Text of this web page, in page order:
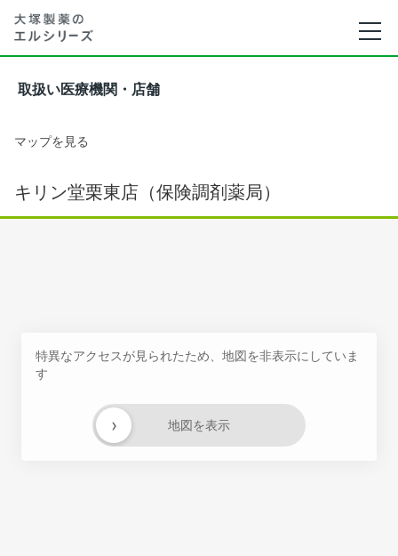
取扱い医療機関・店舗
マップを見る
キリン堂栗東店（保険調剤薬局）
特異なアクセスが見られたため、地図を非表示にしていま
す
地図を表示
›